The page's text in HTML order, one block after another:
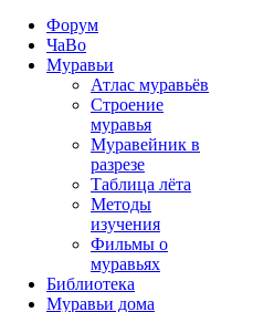
Форум
ЧаВо
Муравьи
Атлас муравьёв
Строение
муравья
Муравейник в
разрезе
Таблица лёта
Методы
изучения
Фильмы о
муравьях
Библиотека
Муравьи дома